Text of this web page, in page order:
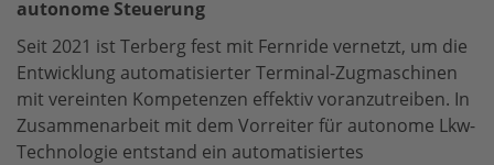
autonome Steuerung
Seit 2021 ist Terberg fest mit Fernride vernetzt, um die
Entwicklung automatisierter Terminal-Zugmaschinen
mit vereinten Kompetenzen effektiv voranzutreiben. In
Zusammenarbeit mit dem Vorreiter für autonome Lkw-
Technologie entstand ein automatisiertes